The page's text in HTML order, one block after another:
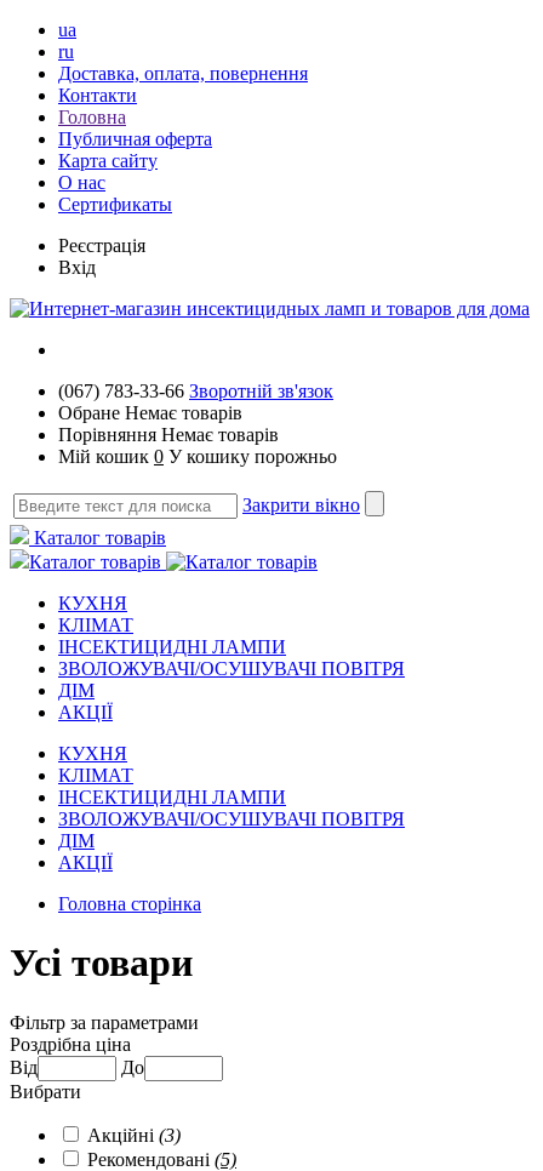
ua
ru
Доставка, оплата, повернення
Контакти
Головна
Публичная оферта
Карта сайту
О нас
Сертификаты
Реєстрація
Вхід
(067) 783-33-66 Зворотній зв'язок
Обране Немає товарів
Порівняння Немає товарів
Мій кошик 0 У кошику порожньо
Закрити вікно
Каталог товарів
Каталог товарів
КУХНЯ
КЛІМАТ
ІНСЕКТИЦИДНІ ЛАМПИ
ЗВОЛОЖУВАЧІ/ОСУШУВАЧІ ПОВІТРЯ
ДІМ
АКЦІЇ
КУХНЯ
КЛІМАТ
ІНСЕКТИЦИДНІ ЛАМПИ
ЗВОЛОЖУВАЧІ/ОСУШУВАЧІ ПОВІТРЯ
ДІМ
АКЦІЇ
Головна сторінка
Усі товари
Фільтр за параметрами
Роздрібна ціна
Від
До
Вибрати
Акційні (3)
Рекомендовані (5)